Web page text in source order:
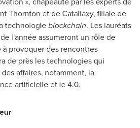
Thornton et de Catallaxy, filiale de
technologieblockchain. Les lauréats
l'année assumeront un rôle de
provoquer des rencontres
de près les technologies qui
affaires, notamment, la
artificielle et le 4.0.